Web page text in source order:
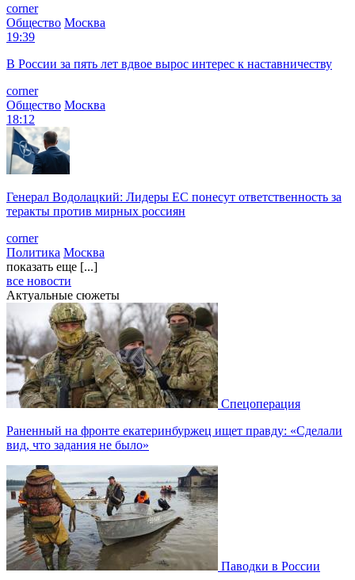
corner
Общество Москва
19:39
В России за пять лет вдвое вырос интерес к наставничеству
corner
Общество Москва
18:12
Генерал Водолацкий: Лидеры ЕС понесут ответственность за
теракты против мирных россиян
corner
Политика Москва
показать еще [...]
все новости
Актуальные сюжеты
Спецоперация
Раненный на фронте екатеринбуржец ищет правду: «Сделали
вид, что задания не было»
Паводки в России